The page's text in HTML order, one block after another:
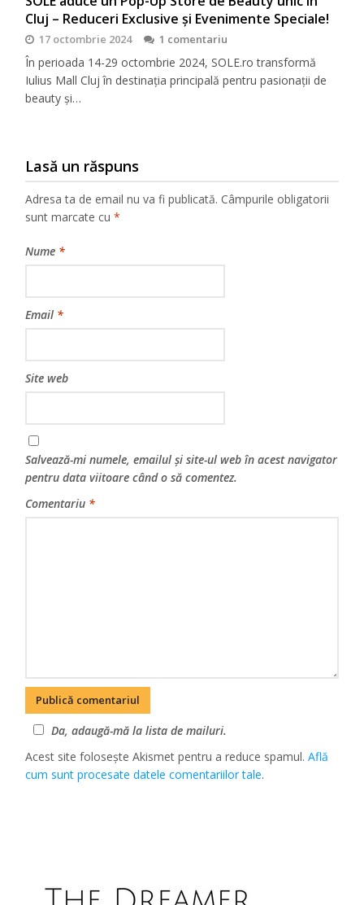
Cluj – Reduceri Exclusive și Evenimente Speciale!
17 octombrie 2024 1 comentariu
În perioada 14-29 octombrie 2024, SOLE.ro transformă
Iulius Mall Cluj în destinația principală pentru pasionații de
beauty și…
Lasă un răspuns
Adresa ta de email nu va fi publicată. Câmpurile obligatorii
sunt marcate cu*
Nume *
Email *
Site web
Salvează-mi numele, emailul și site-ul web în acest navigator
pentru data viitoare când o să comentez.
Comentariu *
Da, adaugă-mă la lista de mailuri.
Acest site folosește Akismet pentru a reduce spamul.Află
cum sunt procesate datele comentariilor tale.